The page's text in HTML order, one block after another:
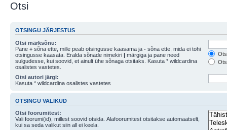
Otsi
OTSINGU JÄRJESTUS
Otsi märksõnu:
Pane + sõna ette, mille peab otsingusse kaasama ja - sõna ette, mida ei tohi
otsingusse kaasata. Eralda sõnade nimekiri | märgiga ja pane need
sulgudesse, kui soovid, et ainult ühe sõnaga otsitaks. Kasuta * wildcardina
osalistes vastetes.
Otsi autori järgi:
Kasuta * wildcardina osalistes vastetes
OTSINGU VALIKUD
Otsi foorumitest:
Vali foorumi(id), millest soovid otsida. Alafoorumitest otsitakse automaatselt,
kui sa seda valikut siin all ei keela.